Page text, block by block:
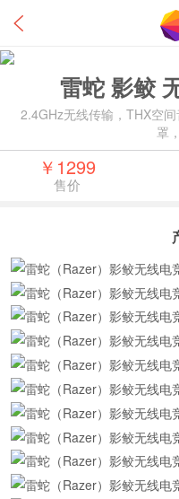
雷蛇 影鲛
2.4GHz无线传输，THX空
罩
￥1299
售价